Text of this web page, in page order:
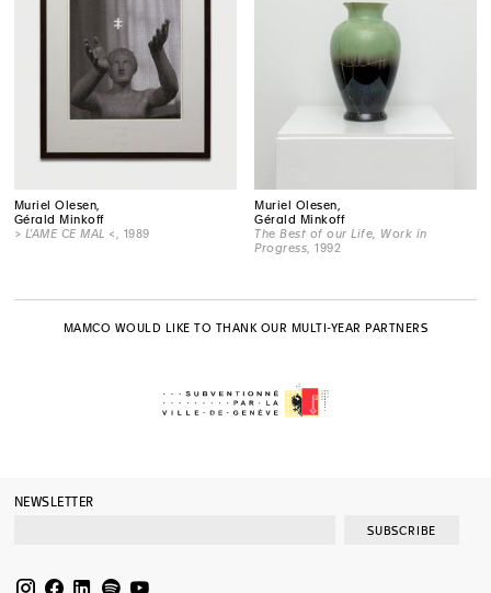
Muriel Olesen,
Gérald Minkoff
> L'AME CE MAL <
, 1989
Muriel Olesen,
Gérald Minkoff
The Best of our Life, Work in
Progress , 1992
MAMCO WOULD LIKE TO THANK OUR MULTI-YEAR PARTNERS
NEWSLETTER
SUBSCRIBE